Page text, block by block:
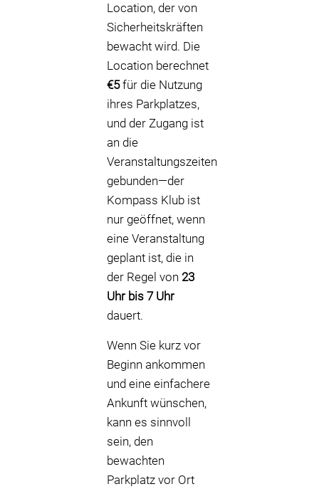
Location, der von
Sicherheitskräften
bewacht wird. Die
Location berechnet
€5für die Nutzung
ihres Parkplatzes,
und der Zugang ist
an die
Veranstaltungszeiten
gebunden—der
Kompass Klub ist
nur geöffnet, wenn
eine Veranstaltung
geplant ist, die in
der Regel von 23
Uhr bis 7 Uhr
dauert.
Wenn Sie kurz vor
Beginn ankommen
und eine einfachere
Ankunft wünschen,
kann es sinnvoll
sein, den
bewachten
Parkplatz vor Ort